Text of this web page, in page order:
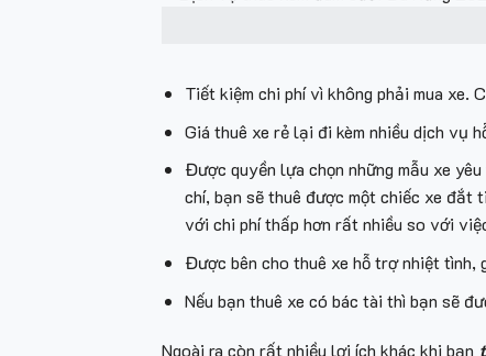
Tiết kiệm chi phí vì không phải mua xe.
Giá thuê xe rẻ lại đi kèm nhiều dịch vụ
Được quyền lựa chọn những mẫu xe
chí, bạn sẽ thuê được một chiếc xe đắt
với chi phí thấp hơn rất nhiều so với
Được bên cho thuê xe hỗ trợ nhiệt tình,
Nếu bạn thuê xe có bác tài thì bạn sẽ
Ngoài ra còn rất nhiều lợi ích khác khi bạn